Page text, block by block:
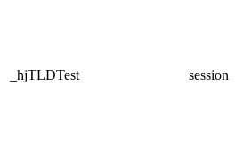
_hjTLDTest session